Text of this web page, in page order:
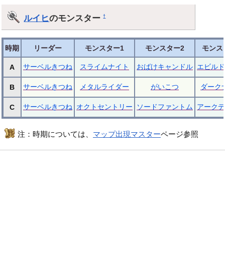
ルイヒのモンスター†
時期 リーダー モンスター1 モンスター2 モンス
A サーベルきつね スライムナイト おばけキャンドル エビル
B サーベルきつね メタルライダー がいこつ ダーク
C サーベルきつね オクトセントリー ソードファントム アーク
注：時期については、 マップ出現マスターページ参照